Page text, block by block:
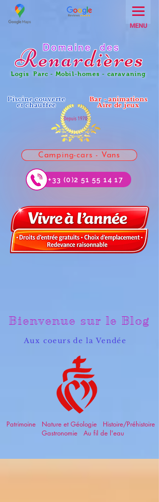
MENU
Domaine des
Renardières
Parc - Mobil-homes - caravaning
Piscine couverte
et chauffée
Bar - animations
Aire de jeux
Camping-cars - Vans
+33 (0)2 51 55 14 17
Bienvenue sur le Blog
Aux coeurs de la Vendée
Patrimoine Nature et Géologie Histoire/Préhistoire
Gastronomie Au fil de l'eau